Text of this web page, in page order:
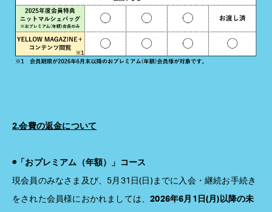
2.会費の返金について
◉「おプレミアム（年額）」コース
現会員のみなさま及び、5月31日(日)までに入会・継続お手続き
をされた会員様におかれましては、2026年6月1日(月)以降の未